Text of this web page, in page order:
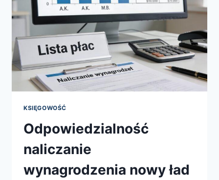
KSIĘGOWOŚĆ
Odpowiedzialność
naliczanie
wynagrodzenia nowy ład